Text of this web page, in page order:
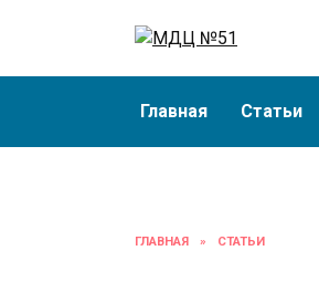
Главная Статьи
ГЛАВНАЯ » СТАТЬИ